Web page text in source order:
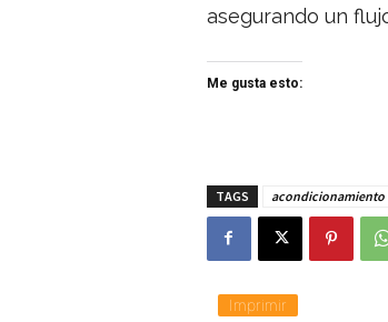
asegurando un
Me gusta esto:
TAGS acondicionamiento
Imprimir